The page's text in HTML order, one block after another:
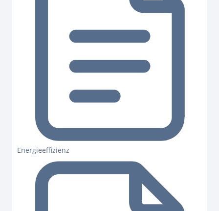
Energieeffizienz